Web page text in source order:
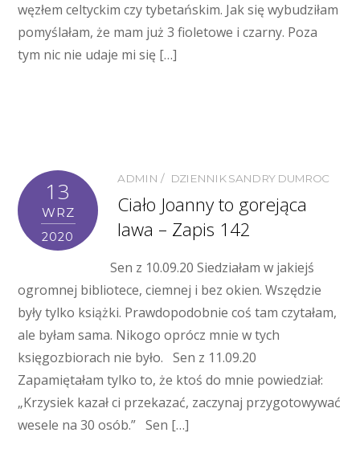
węzłem celtyckim czy tybetańskim. Jak się wybudziłam
pomyślałam, że mam już 3 fioletowe i czarny. Poza
tym nic nie udaje mi się […]
13
WRZ
2020
ADMIN DZIENNIK SANDRY DUMROC
Ciało Joanny to gorejąca
lawa – Zapis 142
Sen z 10.09.20 Siedziałam w jakiejś
ogromnej bibliotece, ciemnej i bez okien. Wszędzie
były tylko książki. Prawdopodobnie coś tam czytałam,
ale byłam sama. Nikogo oprócz mnie w tych
księgozbiorach nie było. Sen z 11.09.20
Zapamiętałam tylko to, że ktoś do mnie powiedział:
„Krzysiek kazał ci przekazać, zaczynaj przygotowywać
wesele na 30 osób.” Sen […]